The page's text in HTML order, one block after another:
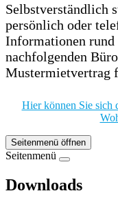
Selbstverständlich
persönlich oder
Informationen rund
nachfolgenden
Mustermietvertrag
Hier können Sie sich
Seitenmenü öffnen
Seitenmenü
Downloads